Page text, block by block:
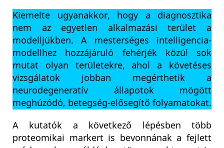
Kiemelte ugyanakkor, hogy a diagnosztika
nem az egyetlen alkalmazási terület a
modelljükben. A mesterséges intelligencia-
modellhez hozzájáruló fehérjék közül sok
mutat olyan területekre, ahol a követéses
vizsgálatok jobban megérthetik a
neurodegeneratív állapotok mögött
meghúzódó, betegség-elősegítő folyamatokat.
A kutatók a következő lépésben több
proteomikai markert is bevonnának a fejlett